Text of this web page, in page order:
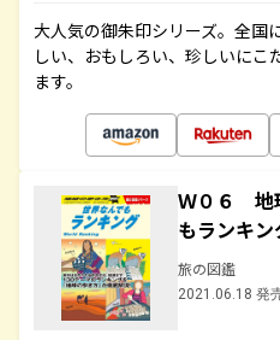
大人気の御朱印シリーズ。全国
しい、おもしろい、珍しいにこ
ます。
Ｗ０６ 地
もランキン
旅の図鑑
2021.06.18 発